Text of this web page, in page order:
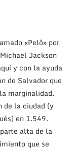
«Pelô» por
Jackson
y con la ayuda
de Salvador que
marginalidad.
de la ciudad (y
en 1.549.
alta de la
que se